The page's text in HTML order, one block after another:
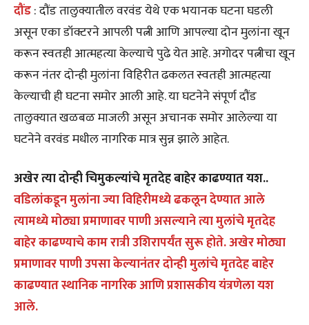
दौंड: दौंड तालुक्यातील वरवंड येथे एक भयानक घटना घडली
असून एका डॉक्टरने आपली पत्नी आणि आपल्या दोन मुलांना खून
करून स्वतःही आत्महत्या केल्याचे पुढे येत आहे. अगोदर पत्नीचा खून
करून नंतर दोन्ही मुलांना विहिरीत ढकलत स्वतःही आत्महत्या
केल्याची ही घटना समोर आली आहे. या घटनेने संपूर्ण दौंड
तालुक्यात खळबळ माजली असून अचानक समोर आलेल्या या
घटनेने वरवंड मधील नागरिक मात्र सुन्न झाले आहेत.
अखेर त्या दोन्ही चिमुकल्यांचे मृतदेह बाहेर काढण्यात यश..
वडिलांकडून मुलांना ज्या विहिरीमध्ये ढकलून देण्यात आले
त्यामध्ये मोठ्या प्रमाणावर पाणी असल्याने त्या मुलांचे मृतदेह
बाहेर काढण्याचे काम रात्री उशिरापर्यंत सुरू होते. अखेर मोठ्या
प्रमाणावर पाणी उपसा केल्यानंतर दोन्ही मुलांचे मृतदेह बाहेर
काढण्यात स्थानिक नागरिक आणि प्रशासकीय यंत्रणेला यश
आले.